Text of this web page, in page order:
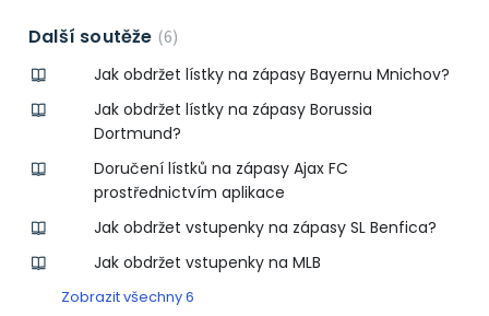
Další soutěže 6
Jak obdržet lístky na zápasy Bayernu Mnichov?
Jak obdržet lístky na zápasy Borussia
Dortmund?
Doručení lístků na zápasy Ajax FC
prostřednictvím aplikace
Jak obdržet vstupenky na zápasy SL Benfica?
Jak obdržet vstupenky na MLB
Zobrazit všechny 6